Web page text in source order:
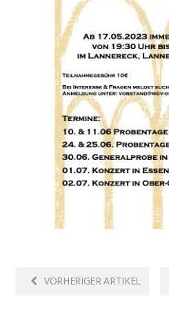
VORHERIGER ARTIKEL